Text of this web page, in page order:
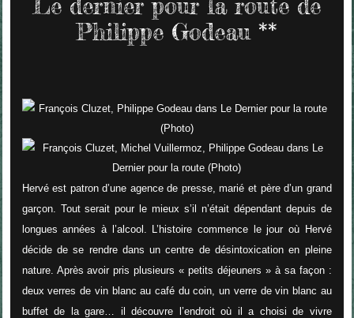
Le dernier pour la route de
Philippe Godeau **
Hervé est patron d’une agence de presse, marié et père d’un grand
garçon. Tout serait pour le mieux s’il n’était dépendant depuis de
longues années à l’alcool. L’histoire commence le jour où Hervé
décide de se rendre dans un centre de désintoxication en pleine
nature. Après avoir pris plusieurs « petits déjeuners » à sa façon :
deux verres de vin blanc au café du coin, un verre de vin blanc au
buffet de la gare… il découvre l’endroit où il a choisi de vivre